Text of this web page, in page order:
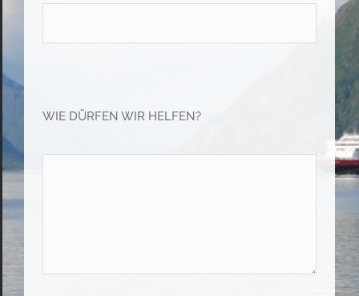
WIE DÜRFEN WIR HELFEN?